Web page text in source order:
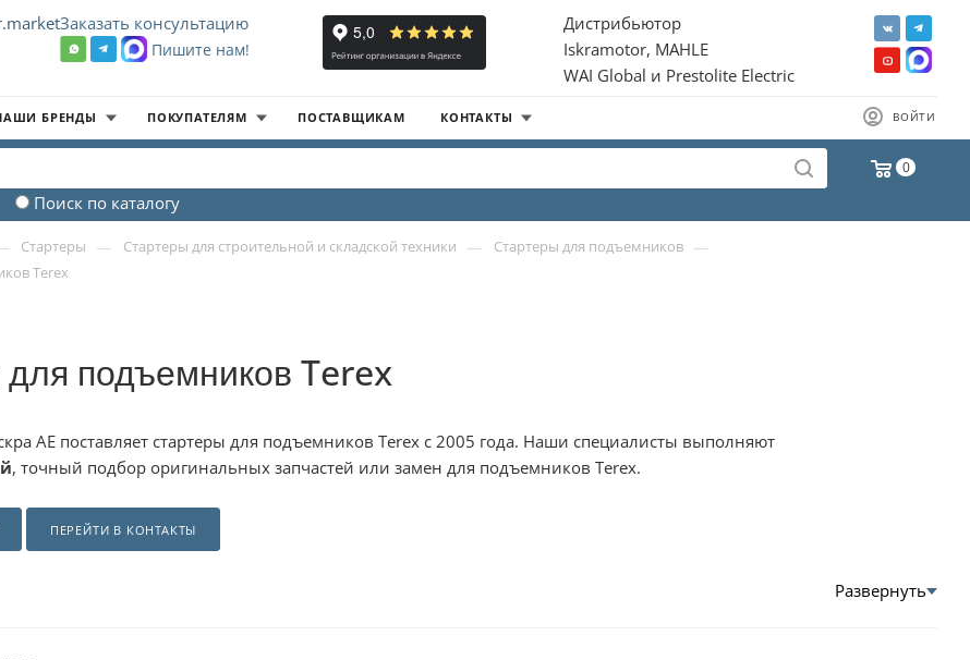
Заказать консультацию
Пишите нам!
Дистрибьютор
Iskramotor, MAHLE
WAI Global и Prestolite Electric
ВОЙТИ
БРЕНДЫ ПОКУПАТЕЛЯМ ПОСТАВЩИКАМ КОНТАКТЫ
0
Поиск по каталогу
Стартеры — Стартеры для строительной и складской техники — Стартеры для подъемников —
Terex
подъемников Terex
АЕ поставляет стартеры для подъемников Terex с 2005 года. Наши специалисты выполняют
, точный подбор оригинальных запчастей или замен для подъемников Terex.
ПЕРЕЙТИ В КОНТАКТЫ